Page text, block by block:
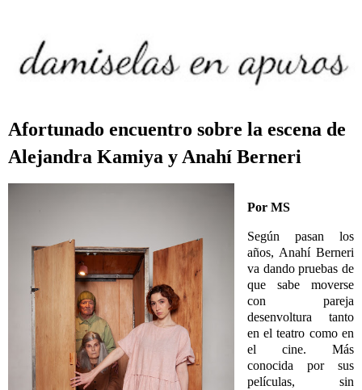
Afortunado encuentro sobre la escena de
Alejandra Kamiya y Anahí Berneri
Por MS
Según pasan los
años, Anahí Berneri
va dando pruebas de
que sabe moverse
con pareja
desenvoltura tanto
en el teatro como en
el cine. Más
conocida por sus
películas, sin